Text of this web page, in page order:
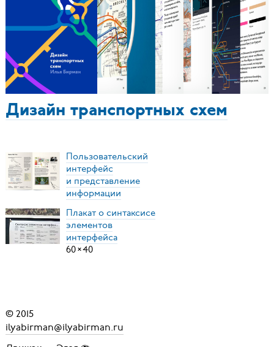
Дизайн транспортных схем
Пользовательский
интерфейс
и представление
информации
Плакат о синтаксисе
элементов
интерфейса
60×40
© 2015
ilyabirman@ilyabirman.ru